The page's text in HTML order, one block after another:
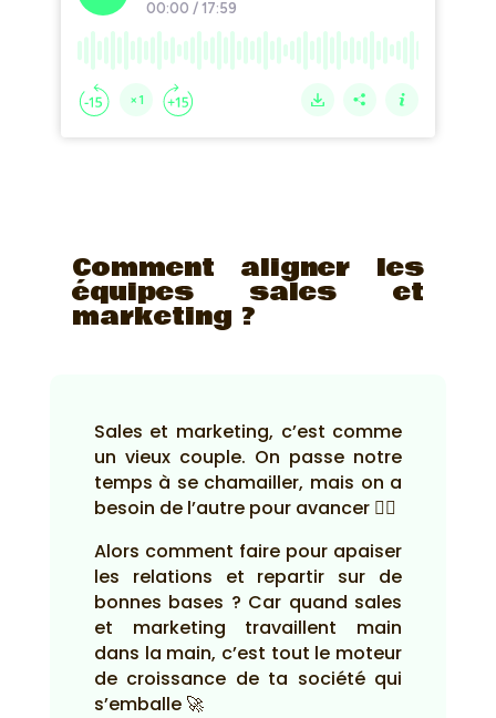
Comment aligner les
équipes sales et
marketing ?
Sales et marketing, c’est comme
un vieux couple. On passe notre
temps à se chamailler, mais on a
besoin de l’autre pour avancer 🤷‍♂️
Alors comment faire pour apaiser
les relations et repartir sur de
bonnes bases ? Car quand sales
et marketing travaillent main
dans la main, c’est tout le moteur
de croissance de ta société qui
s’emballe 🚀